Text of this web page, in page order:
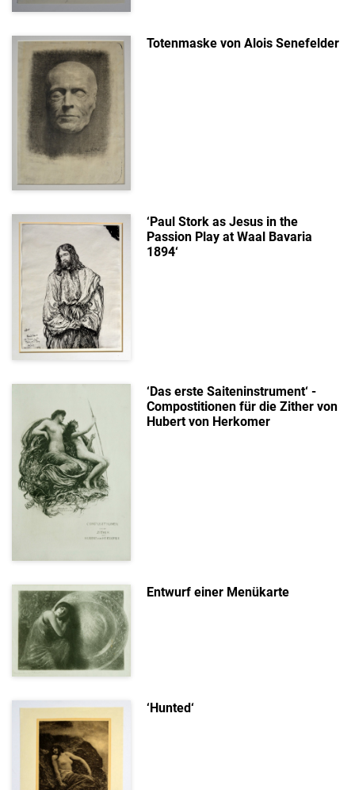
Totenmaske von Alois Senefelder
‘Paul Stork as Jesus in the
Passion Play at Waal Bavaria
1894‘
‘Das erste Saiteninstrument‘ -
Compostitionen für die Zither von
Hubert von Herkomer
Entwurf einer Menükarte
‘Hunted‘